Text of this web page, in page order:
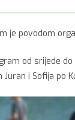
je povodom
od srijede
i Sofija